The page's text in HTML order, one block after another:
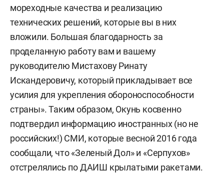
мореходные качества и реализацию
технических решений, которые вы в них
вложили. Большая благодарность за
проделанную работу вам и вашему
руководителю Мистахову Ринату
Искандеровичу, который прикладывает все
усилия для укрепления обороноспособности
страны». Таким образом, Окунь косвенно
подтвердил информацию иностранных (но не
российских!) СМИ, которые весной 2016 года
сообщали, что «Зеленый Дол» и «Серпухов»
отстрелялись по ДАИШ крылатыми ракетами.